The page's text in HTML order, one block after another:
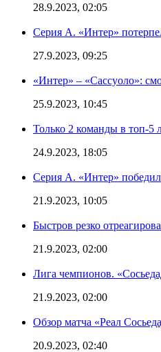
28.9.2023, 02:05
Серия А. «Интер»
27.9.2023, 09:25
«Интер» – «Сассуоло»:
25.9.2023, 10:45
Только 2 команды в топ-5
24.9.2023, 18:05
Серия А. «Интер»
21.9.2023, 10:05
Быстров резко
21.9.2023, 02:00
Лига чемпионов.
21.9.2023, 02:00
Обзор матча «Реал
20.9.2023, 02:40